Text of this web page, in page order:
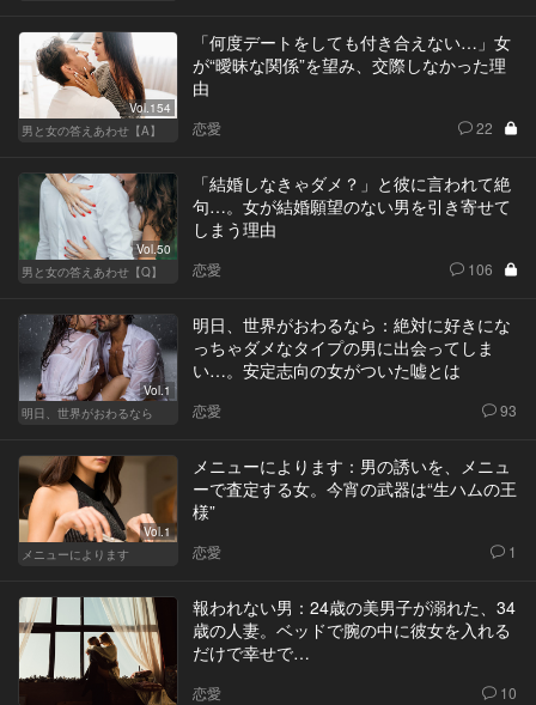
Vol.154
男と女の答えあわせ【A】
「何度デートをしても付き合えない…」女
が“曖昧な関係”を望み、交際しなかった理
由
恋愛 22
Vol.50
男と女の答えあわせ【Q】
「結婚しなきゃダメ？」と彼に言われて絶
句…。女が結婚願望のない男を引き寄せて
しまう理由
恋愛 106
Vol.1
明日、世界がおわるなら
明日、世界がおわるなら：絶対に好きにな
っちゃダメなタイプの男に出会ってしま
い…。安定志向の女がついた嘘とは
恋愛 93
Vol.1
メニューによります
メニューによります：男の誘いを、メニュ
ーで査定する女。今宵の武器は“生ハムの王
様”
恋愛 1
報われない男：24歳の美男子が溺れた、34
歳の人妻。ベッドで腕の中に彼女を入れる
だけで幸せで…
恋愛 10